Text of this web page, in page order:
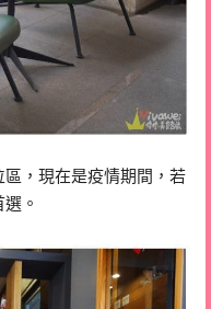
，現在是疫情期間，若
。